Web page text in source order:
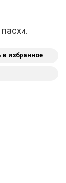
в избранное